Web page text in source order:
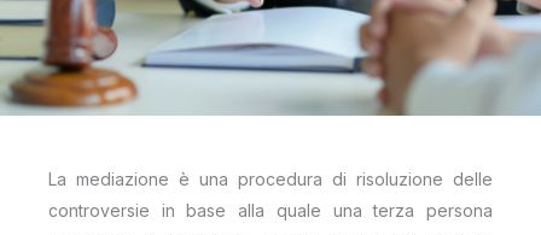
La mediazione è una procedura di risoluzione delle
controversie in base alla quale una terza persona